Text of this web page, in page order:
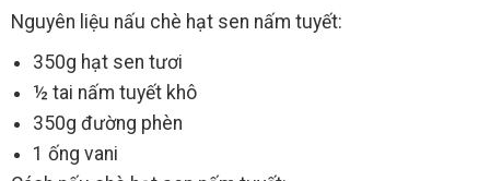
Nguyên liệu nấu chè hạt sen nấm tuyết:
350g hạt sen tươi
½ tai nấm tuyết khô
350g đường phèn
1 ống vani